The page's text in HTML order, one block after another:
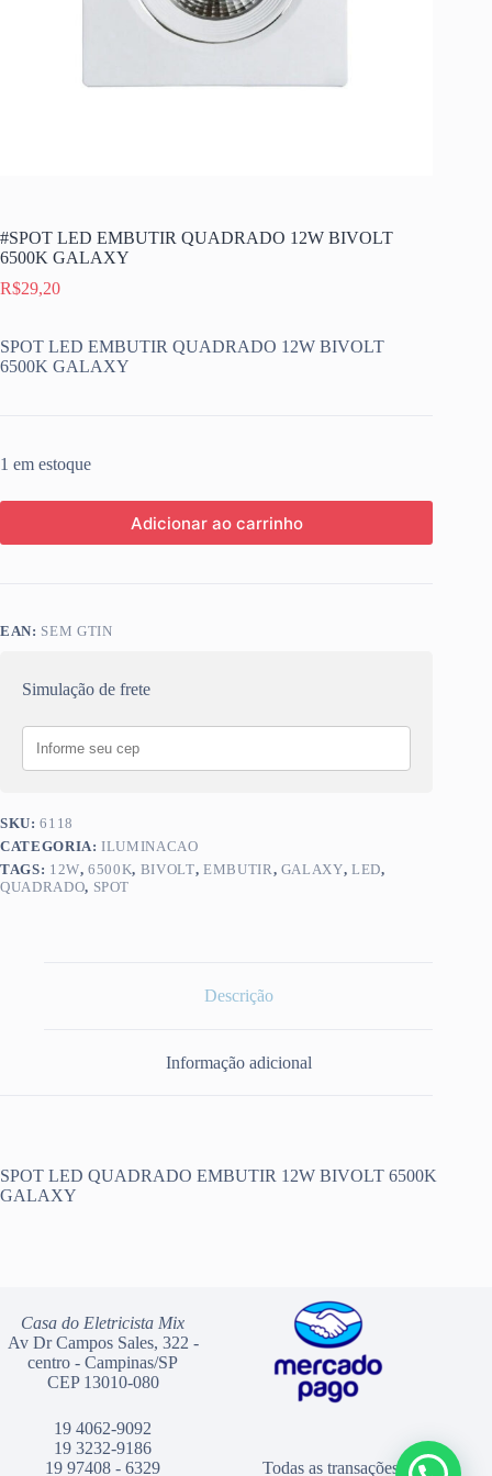
#SPOT LED EMBUTIR QUADRADO 12W BIVOLT
6500K GALAXY
R$29,20
SPOT LED EMBUTIR QUADRADO 12W BIVOLT
6500K GALAXY
1 em estoque
Adicionar ao carrinho
EAN: SEM GTIN
Simulação de frete
SKU:6118
CATEGORIA:ILUMINACAO
TAGS: 12W,6500K, BIVOLT, EMBUTIR, GALAXY,LED,
QUADRADO, SPOT
Descrição
Informação adicional
SPOT LED QUADRADO EMBUTIR 12W BIVOLT 6500K
GALAXY
Casa do Eletricista Mix
Av Dr Campos Sales, 322 -
centro - Campinas/SP
CEP 13010-080
19 4062-9092
19 3232-9186
19 97408 - 6329
Todas as transações